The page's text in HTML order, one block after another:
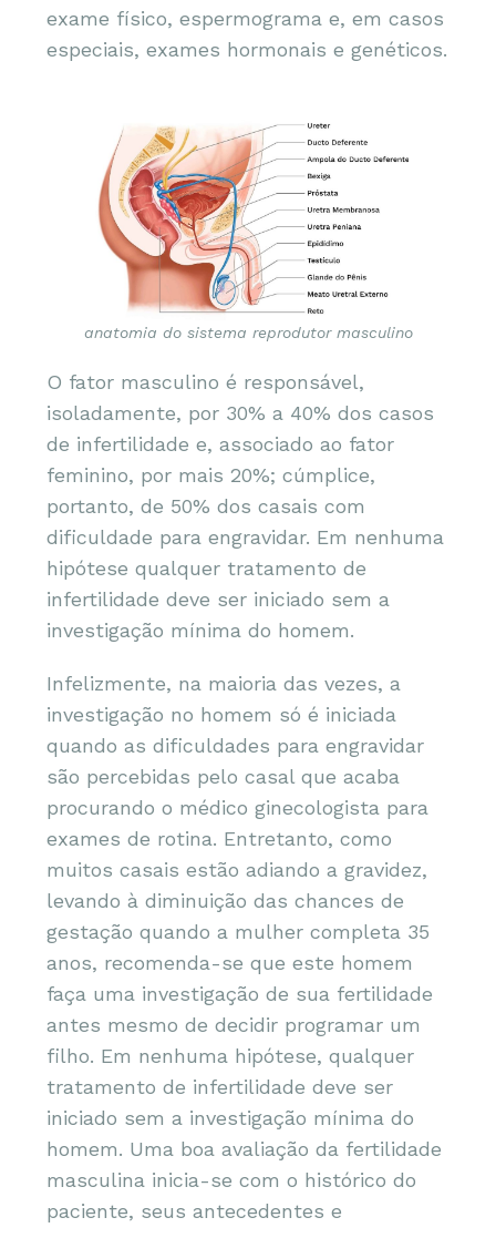
exame físico, espermograma e, em casos
especiais, exames hormonais e genéticos.
anatomia do sistema reprodutor masculino
O fator masculino é responsável,
isoladamente, por 30% a 40% dos casos
de infertilidade e, associado ao fator
feminino, por mais 20%; cúmplice,
portanto, de 50% dos casais com
dificuldade para engravidar. Em nenhuma
hipótese qualquer tratamento de
infertilidade deve ser iniciado sem a
investigação mínima do homem.
Infelizmente, na maioria das vezes, a
investigação no homem só é iniciada
quando as dificuldades para engravidar
são percebidas pelo casal que acaba
procurando o médico ginecologista para
exames de rotina. Entretanto, como
muitos casais estão adiando a gravidez,
levando à diminuição das chances de
gestação quando a mulher completa 35
anos, recomenda-se que este homem
faça uma investigação de sua fertilidade
antes mesmo de decidir programar um
filho. Em nenhuma hipótese, qualquer
tratamento de infertilidade deve ser
iniciado sem a investigação mínima do
homem. Uma boa avaliação da fertilidade
masculina inicia-se com o histórico do
paciente, seus antecedentes e